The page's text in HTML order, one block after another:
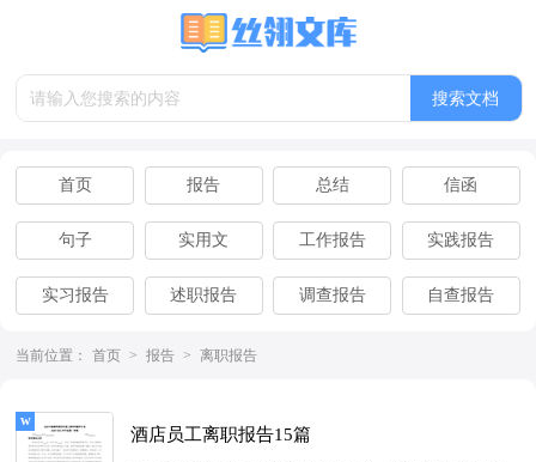
首页 报告 总结 信函
句子 实用文 工作报告 实践报告
实习报告 述职报告 调查报告 自查报告
离职报告
当前位置： 首页 > 报告 > 离职报告
酒店员工离职报告15篇